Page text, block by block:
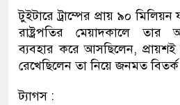
টুইটারে ট্রাম্পের প্রায় ৯০
রাষ্ট্রপতির মেয়াদকালে তার
ব্যবহার করে আসছিলেন, প্রায়শই
রেখেছিলেন তা নিয়ে জনমত বিতর্ক
ট্যাগস :